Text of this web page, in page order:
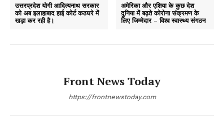
उत्तरप्रदेश योगी आदित्यनाथ सरकार
को अब इलाहाबाद हाई कोर्ट कठघरे में
खड़ा कर रही है।
अमेरिका और एशिया के कुछ देश
दुनिया में बढ़ते कोरोना संक्रमण के
लिए जिम्मेदार – विश्व स्वास्थ्य संगठन
Front News Today
https://frontnewstoday.com